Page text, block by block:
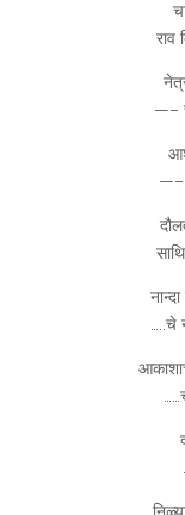
राव
—–
—–
…..चे